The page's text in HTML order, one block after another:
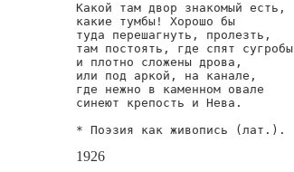
Какой там двор знакомый есть,
какие тумбы! Хорошо бы
туда перешагнуть, пролезть,
там постоять, где спят сугробы
и плотно сложены дрова,
или под аркой, на канале,
где нежно в каменном овале
синеют крепость и Нева.
* Поэзия как живопись (лат.).
1926